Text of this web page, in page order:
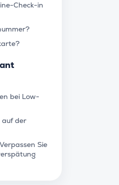
Check-in
bei Low-
auf der
Sie